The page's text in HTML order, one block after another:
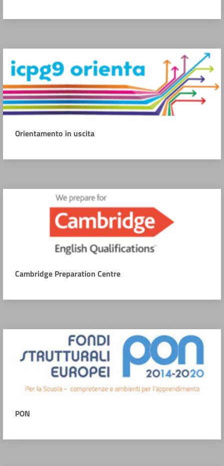
Orientamento in uscita
Cambridge Preparation Centre
PON